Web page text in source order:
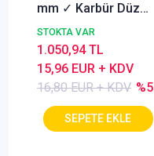
mm ✓ Karbür Düz
Freze, Parmak freze
ucu Z=4,TiSiN
Kaplamalı
STOKTA VAR
16,80 EUR + KDV %5
15,96 EUR + KDV
1.050,94 TL